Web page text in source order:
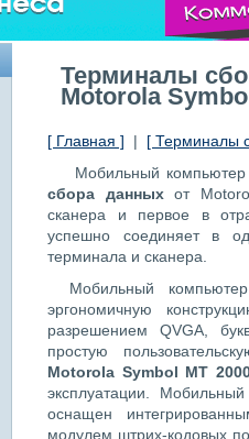
Терминалы
Motorola
[ Главная ] | [ Терминалы
Мобильный
сбора данныхот
сканера и первое в
успешно соединяет в
терминала и сканера.
Мобильный
эргономичную
разрешением QVGA,
простую
Motorola Symbol MT
эксплуатации.
оснащен
модулем штрих-кодовых